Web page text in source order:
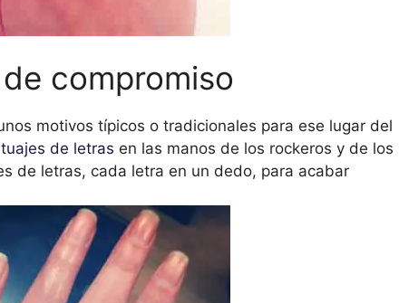
compromiso
motivos típicos o tradicionales para ese lugar del
de letras en las manos de los rockeros y de los
de letras, cada letra en un dedo, para acabar